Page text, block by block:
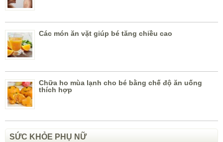
Các món ăn vặt giúp bé tăng chiều cao
Chữa ho mùa lạnh cho bé bằng chế độ ăn uống
thích hợp
SỨC KHỎE PHỤ NỮ